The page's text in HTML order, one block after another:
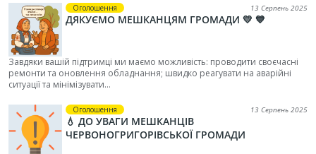
Оголошення 13 Серпень 2025
ДЯКУЄМО МЕШКАНЦЯМ ГРОМАДИ 💛 💙
Завдяки вашій підтримці ми маємо можливість: проводити своєчасні
ремонти та оновлення обладнання; швидко реагувати на аварійні
ситуації та мінімізувати...
Оголошення 13 Серпень 2025
💧 ДО УВАГИ МЕШКАНЦІВ
ЧЕРВОНОГРИГОРІВСЬКОЇ ГРОМАДИ